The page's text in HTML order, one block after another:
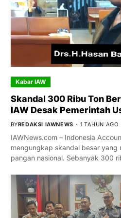
Kabar IAW
Skandal 300 Ribu Ton
IAW Desak Pemerintah
BYREDAKSI IAWNEWS 1 TAHUN AGO
IAWNews.com – Indonesia
mengungkap skandal besar yang
pangan nasional. Sebanyak 300